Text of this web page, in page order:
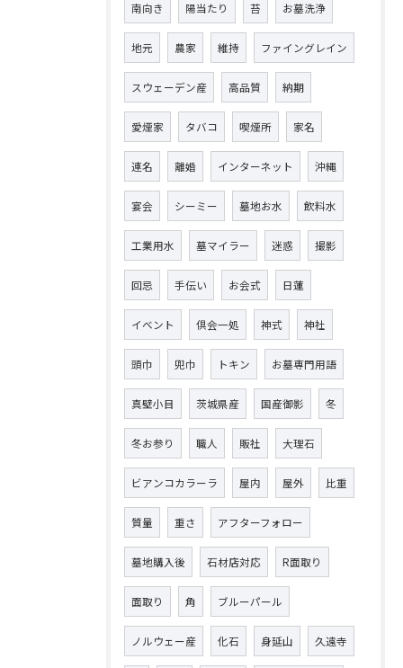
南向き 陽当たり 苔 お墓洗浄
地元 農家 維持 ファイングレイン
スウェーデン産 高品質 納期
愛煙家 タバコ 喫煙所 家名
連名 離婚 インターネット 沖縄
宴会 シーミー 墓地お水 飲料水
工業用水 墓マイラー 迷惑 撮影
回忌 手伝い お会式 日蓮
イベント 倶会一処 神式 神社
頭巾 兜巾 トキン お墓専門用語
真壁小目 茨城県産 国産御影 冬
冬お参り 職人 販社 大理石
ビアンコカラーラ 屋内 屋外 比重
質量 重さ アフターフォロー
墓地購入後 石材店対応 R面取り
面取り 角 ブルーパール
ノルウェー産 化石 身延山 久遠寺